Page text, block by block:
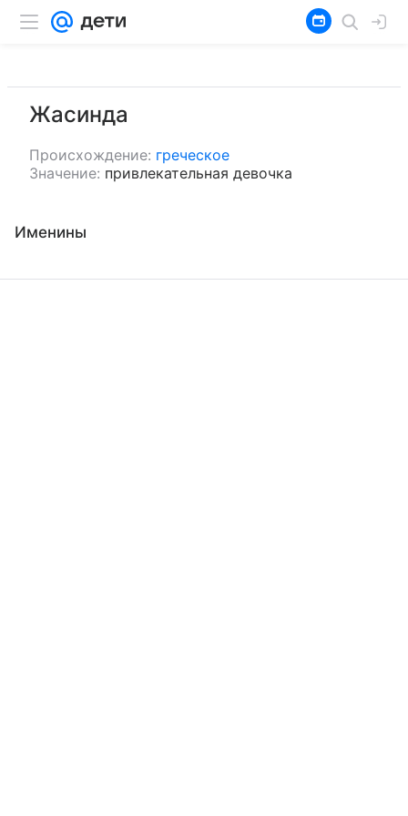
Жасинда
Происхождение: греческое
Значение: привлекательная девочка
Именины